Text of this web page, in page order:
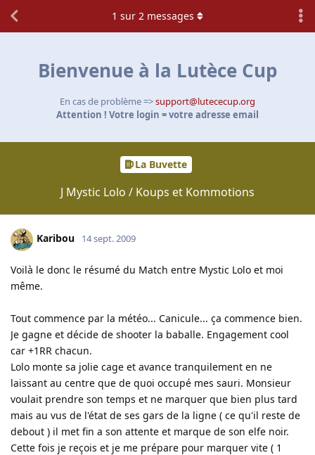
Bienvenue à la Lutèce Cup
En cas de problème =>support@lutececup.org
Attention ! Votre login = votre adresse email
La Buvette
J Mystic Lolo / Koups et Kommotions
1 sur 2 messages
Karibou 14 sept. 2009
Voilà le donc le résumé du Match entre Mystic Lolo et moi
même.
Tout commence par la météo... Canicule... ça commence bien.
Je gagne et décide de shooter la baballe. Engagement cool
car +1RR chacun.
Lolo monte sa jolie cage et avance tranquilement en ne
laissant au centre que de quoi occupé mes sauri. Monsieur
voulait prendre son temps et ne marquer que bien plus tard
mais au vus de l'état de ses gars de la ligne ( ce qu'il reste de
debout ) il met fin a son attente et marque de son elfe noir.
Cette fois je reçois et je me prépare pour marquer vite ( 1